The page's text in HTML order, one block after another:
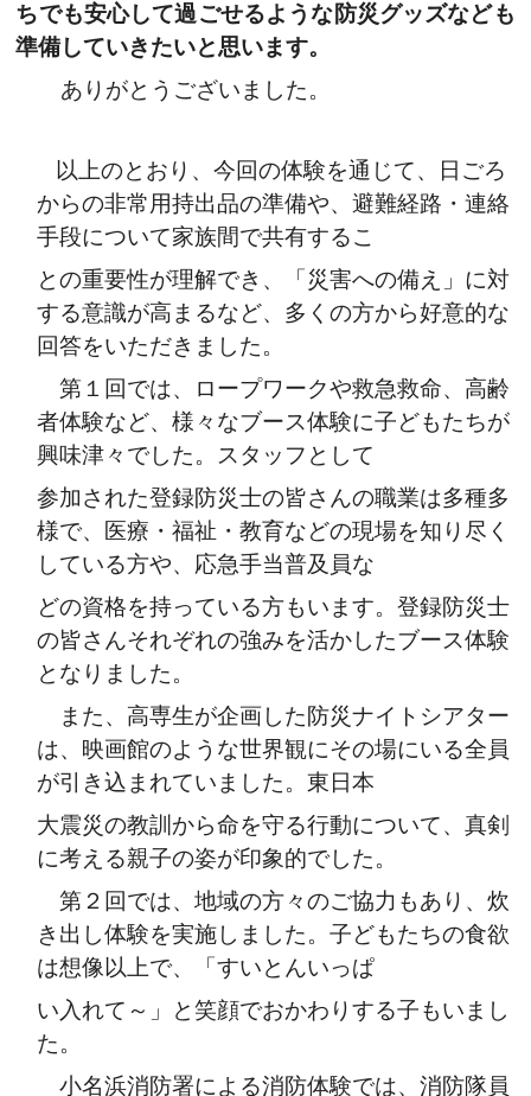
ちでも安心して過ごせるような防災グッズなども
準備していきたいと思います。
ありがとうございました。
以上のとおり、今回の体験を通じて、日ごろ
からの非常用持出品の準備や、避難経路・連絡
手段について家族間で共有するこ
との重要性が理解でき、「災害への備え」に対
する意識が高まるなど、多くの方から好意的な
回答をいただきました。
第１回では、ロープワークや救急救命、高齢
者体験など、様々なブース体験に子どもたちが
興味津々でした。スタッフとして
参加された登録防災士の皆さんの職業は多種多
様で、医療・福祉・教育などの現場を知り尽く
している方や、応急手当普及員な
どの資格を持っている方もいます。登録防災士
の皆さんそれぞれの強みを活かしたブース体験
となりました。
また、高専生が企画した防災ナイトシアター
は、映画館のような世界観にその場にいる全員
が引き込まれていました。東日本
大震災の教訓から命を守る行動について、真剣
に考える親子の姿が印象的でした。
第２回では、地域の方々のご協力もあり、炊
き出し体験を実施しました。子どもたちの食欲
は想像以上で、「すいとんいっぱ
い入れて～」と笑顔でおかわりする子もいまし
た。
小名浜消防署による消防体験では、消防隊員